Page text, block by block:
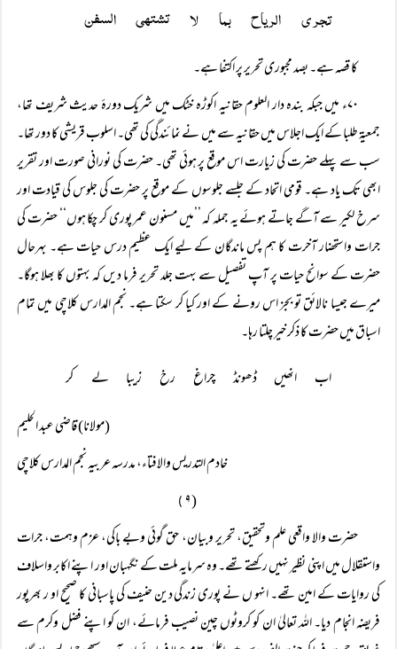
تجری الریاح بما لا تشتہی السفن
کا قصہ ہے۔ بصد مجبوری تحریر پر اکتفا ہے۔
۷۰ء میں جبکہ بندہ دار العلوم حقانیہ اکوڑہ خٹک میں شریک دورۂ حدیث شریف تھا،
جمعیۃ طلبا کے ایک اجلاس میں حقانیہ سے میں نے نمائندگی کی تھی۔ اسلوب قریشی کا دور تھا۔
سب سے پہلے حضرت کی زیارت اس موقع پر ہوئی تھی۔ حضرت کی نورانی صورت اور تقریر
ابھی تک یاد ہے۔ قومی اتحاد کے جلسے جلوسوں کے موقع پر حضرت کی جلوس کی قیادت اور
سرخ لکیر سے آگے جاتے ہوئے یہ جملہ کہ ’’میں مسنون عمر پوری کر چکا ہوں‘‘ حضرت کی
جرات واستحضار آخرت کا ہم پس ماندگان کے لیے ایک عظیم درس حیات ہے۔ بہرحال
حضرت کے سوانح حیات پر آپ تفصیل سے بہت جلد تحریر فرما دیں کہ بہتوں کا بھلا ہوگا۔
میرے جیسا نالائق تو بجز اس رونے کے اور کیا کر سکتا ہے۔ نجم المدارس کلاچی میں تمام
اسباق میں حضرت کا ذکر خیر چلتا رہا۔
اب انھیں ڈھونڈ چراغ رخ زیبا لے کر
(مولانا) قاضی عبد الحلیم
خادم التدریس والافتاء، مدرسہ عربیہ نجم المدارس کلاچی
( ۹
)
حضرت والا واقعی علم وتحقیق، تحریر وبیان، حق گوئی وبے باکی، عزم وہمت، جرات
واستقلال میں اپنی نظیر نہیں رکھتے تھے۔ وہ سرمایہ ملت کے نگہبان اور اپنے اکابر واسلاف
کی روایات کے امین تھے۔ انہو ں نے پوری زندگی دین حنیف کی پاسبانی کا صحیح او ر بھرپور
فریضہ انجام دیا۔ اللہ تعالیٰ ان کو کروٹوں چین نصیب فرمائے، ان کو اپنے فضل وکرم سے